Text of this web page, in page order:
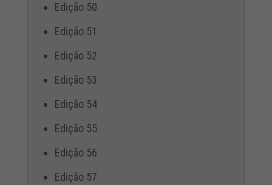
Edição 50
Edição 51
Edição 52
Edição 53
Edição 54
Edição 55
Edição 56
Edição 57